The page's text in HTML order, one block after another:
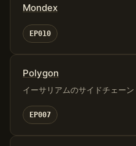
Mondex
EP010
Polygon
イーサリアムのサイドチェー
EP007